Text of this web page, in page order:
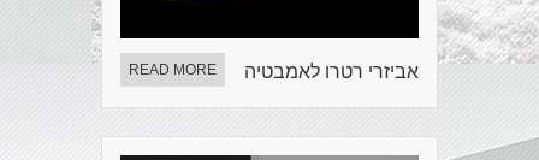
אביזרי רטרו לאמבטיה READ MORE